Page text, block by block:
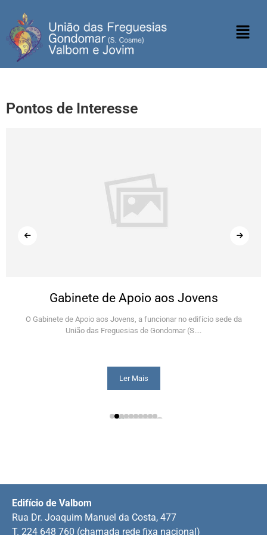
Pontos de Interesse
Gabinete de Apoio aos Jovens
O Gabinete de Apoio aos Jovens, a funcionar no edifício sede da
União das Freguesias de Gondomar (S....
Ler Mais
Edifício de Valbom
Rua Dr. Joaquim Manuel da Costa, 477
T. 224 648 760 (chamada rede fixa nacional)